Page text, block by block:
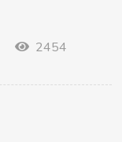
2454